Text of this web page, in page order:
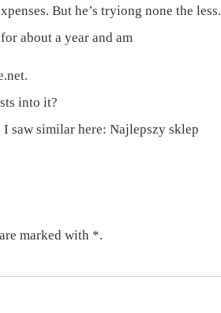
But he’s tryiong none the less.
about a year and am
into it?
saw similar here: Najlepszy sklep
marked with *.